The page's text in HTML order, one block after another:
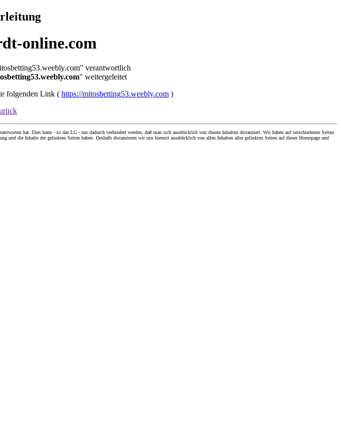
online.com
verantwortlich
" weitergeleitet
folgenden Link ( https://mitosbetting53.weebly.com )
hat. Dies kann - so das LG - nur dadurch verhindert werden, daß man sich ausdrücklich von diesen Inhalten distanziert. Wir haben auf verschiedenen Seiten
die Inhalte der gelinkten Seiten haben. Deshalb distanzieren wir uns hiermit ausdrücklich von allen Inhalten aller gelinkten Seiten auf dieser Homepage und